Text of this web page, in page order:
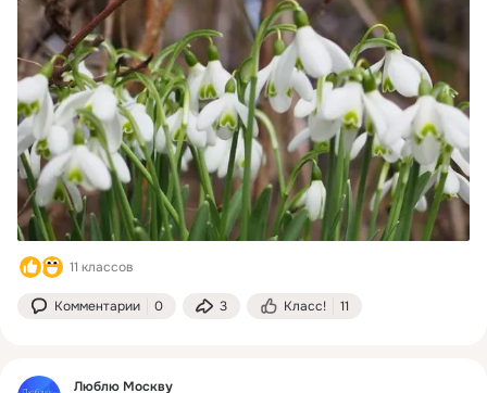
11 классов
Комментарии 0 3 Класс! 11
Люблю Москву